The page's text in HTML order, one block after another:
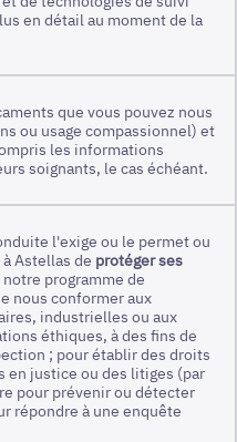
en détail au moment de la
que vous pouvez nous
ou usage compassionnel) et
les informations
soignants, le cas échéant.
l'exige ou le permet ou
Astellas de protéger ses
programme de
nous conformer aux
industrielles ou aux
éthiques, à des fins de
; pour établir des droits
en justice ou des litiges (par
pour prévenir ou détecter
répondre à une enquête